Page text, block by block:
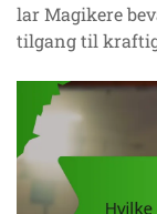
lar Magikere
tilgang til